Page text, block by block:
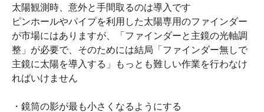
太陽観測時、意外と手間取るのは導入です
ピンホールやパイプを利用した太陽専用のファインダー
が市場にはありますが、「ファインダーと主鏡の光軸調
整」が必要で、そのためには結局「ファインダー無しで
主鏡に太陽を導入する」もっとも難しい作業を行わなけ
ればいけません
・鏡筒の影が最も小さくなるようにする